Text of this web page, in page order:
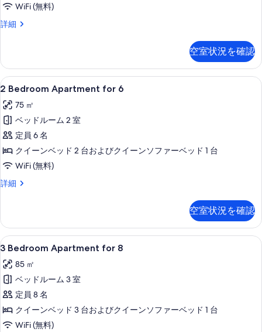
べ
て
真
を
表
示
す
る
WiFi (無料)
詳細
Studio
の
詳
細
空室状況を確認
2
Bedroom
Apartment
for
6
の
す
べ
写
真
を
表
示
す
る
17
2 Bedroom Apartment for 6
75 ㎡
ベッドルーム 2 室
定員 6 名
クイーンベッド 2 台およびクイーンソファーベッド 1 台
WiFi (無料)
詳細
2
6
の
詳
空室状況を確認
3
Bedroom
Apartment
for
8
の
す
16
3 Bedroom Apartment for 8
85 ㎡
ベッドルーム 3 室
定員 8 名
クイーンベッド 3 台およびクイーンソファーベッド 1 台
WiFi (無料)